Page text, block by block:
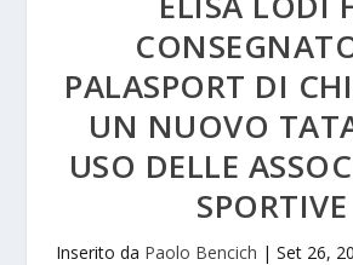
PALASPORT DI
UN NUOVO
USO DELLE
SPORTIVE
Inserito da Paolo Bencich | Set 26,